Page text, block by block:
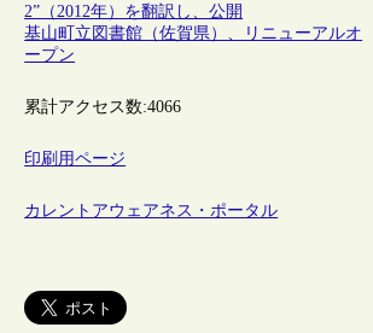
2”（2012年）を翻訳し、公開
基山町立図書館（佐賀県）、リニューアルオ
ープン
累計アクセス数:4066
印刷用ページ
カレントアウェアネス・ポータル